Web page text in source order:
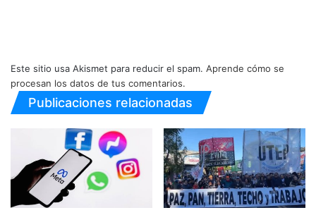
Este sitio usa Akismet para reducir el spam. Aprende cómo se
procesan los datos de tus comentarios.
Publicaciones relacionadas